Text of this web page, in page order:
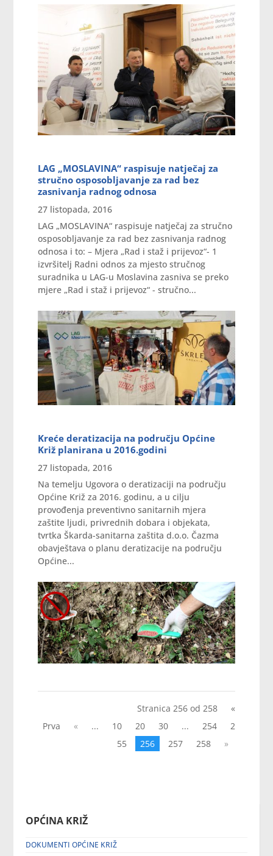
OPĆINA KRIŽ
DOKUMENTI OPĆINE KRIŽ
LAG „MOSLAVINA“ raspisuje natječaj za
stručno osposobljavanje za rad bez
zasnivanja radnog odnosa
27 listopada, 2016
LAG „MOSLAVINA“ raspisuje natječaj za stručno
osposobljavanje za rad bez zasnivanja radnog
odnosa i to: – Mjera „Rad i staž i prijevoz“- 1
izvršitelj Radni odnos za mjesto stručnog
suradnika u LAG-u Moslavina zasniva se preko
mjere „Rad i staž i prijevoz“ - stručno...
Kreće deratizacija na području Općine
Križ planirana u 2016.godini
27 listopada, 2016
Na temelju Ugovora o deratizaciji na području
Općine Križ za 2016. godinu, a u cilju
provođenja preventivno sanitarnih mjera
zaštite ljudi, privrednih dobara i objekata,
tvrtka Škarda-sanitarna zaštita d.o.o. Čazma
obavještava o planu deratizacije na području
Općine...
Stranica 256 od 258
«
Prva
« ... 10 20 30 ... 254
2
55
256 257 258 »